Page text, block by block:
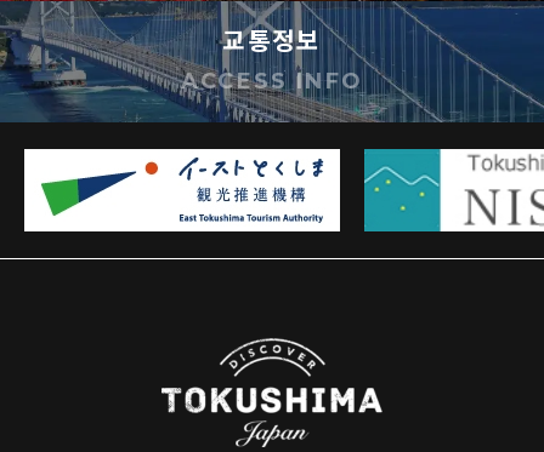
도 도쿠시마현은 해당 손해에 대해 어떠한 책임
도 지지 않습니다.
기타 궁금한 점 등은 아래 연락처로 문의해 주십
교통정보
ACCESS INFO